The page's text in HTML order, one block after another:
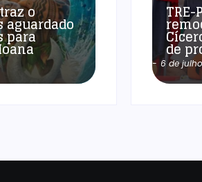
o
para
de
- 6 de